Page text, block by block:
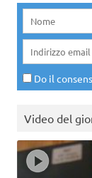
Do il
Video del